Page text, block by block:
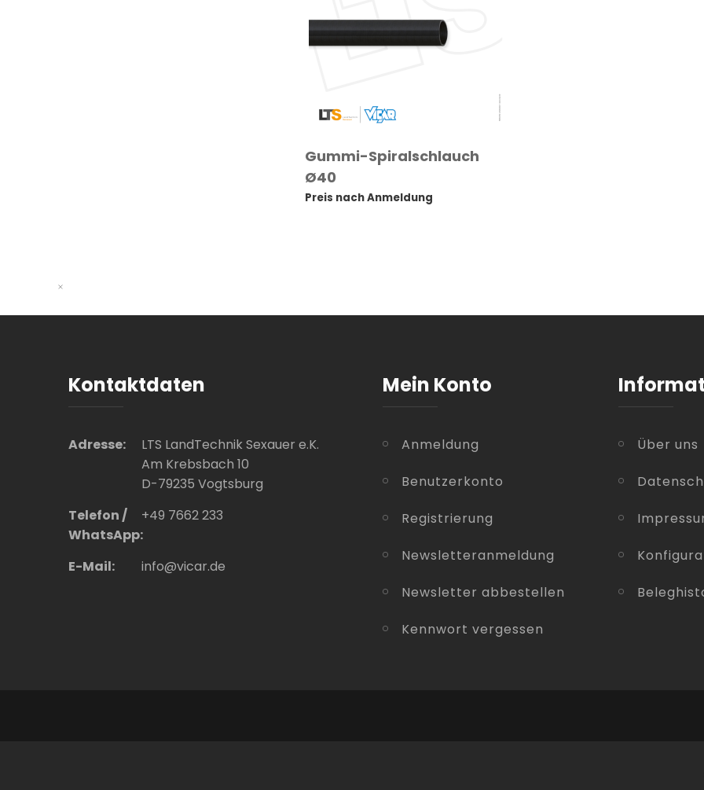
Gummi-Spiralschlauch
Ø40
Preis nach Anmeldung
Kontaktdaten
Adresse:
LTS LandTechnik Sexauer e.K.
Am Krebsbach 10
D-79235 Vogtsburg
Telefon /
WhatsApp:
+49 7662 233
E-Mail: info@vicar.de
Mein Konto
Anmeldung
Benutzerkonto
Registrierung
Newsletteranmeldung
Newsletter abbestellen
Kennwort vergessen
Über uns